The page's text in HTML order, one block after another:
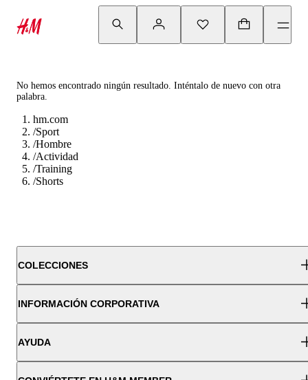
No hemos encontrado ningún resultado. Inténtalo de nuevo con otra
palabra.
hm.com
/Sport
/Hombre
/Actividad
/Training
/Shorts
COLECCIONES
INFORMACIÓN CORPORATIVA
AYUDA